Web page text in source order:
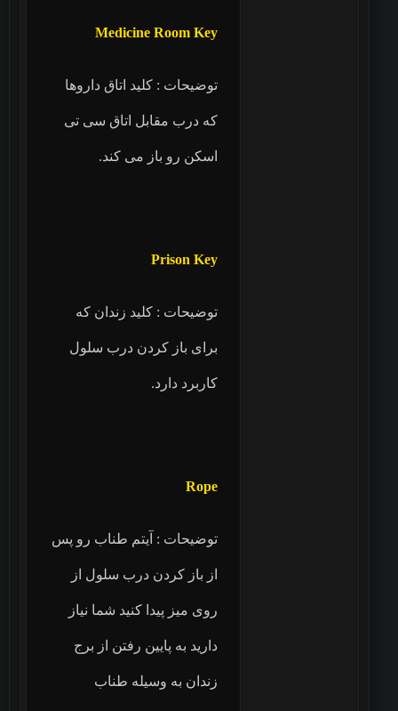
Medicine Room Key
توضیحات : کلید اتاق داروها
که درب مقابل اتاق سی تی
اسکن رو باز می کند.
Prison Key
توضیحات : کلید زندان که
برای باز کردن درب سلول
کاربرد دارد.
Rope
توضیحات : آیتم طناب رو پس
از باز کردن درب سلول از
روی میز پیدا کنید شما نیاز
دارید به پایین رفتن از برج
زندان به وسیله طناب